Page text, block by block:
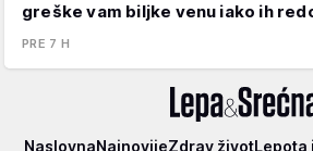
greške vam biljke venu iako ih
PRE 7 H
Lepa
NaslovnaNajnovijeZdrav životLepota